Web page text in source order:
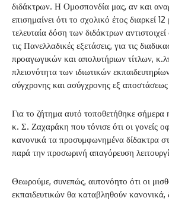
διδάκτρων. Η Ομοσπονδία μας, αν και
επισημαίνει ότι το σχολικό έτος διαρκεί
τελευταία δόση των διδάκτρων
τις Πανελλαδικές εξετάσεις, για τις
προαγωγικών και απολυτήριων τίτλων,
πλειονότητα των ιδιωτικών
σύγχρονης και ασύγχρονης εξ αποστάσεως
Για το ζήτημα αυτό τοποθετήθηκε σήμερα
κ. Σ. Ζαχαράκη που τόνισε ότι οι γονείς
κανονικά τα προσυμφωνημένα δίδακτρα
παρά την προσωρινή απαγόρευση
Θεωρούμε, συνεπώς, αυτονόητο ότι οι
εκπαιδευτικών θα καταβληθούν κανονικά,